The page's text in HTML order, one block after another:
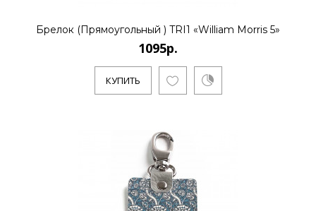
КУПИТЬ
1095р.
КУПИТЬ
Брелок (Прямоугольный ) TRI1 «William Morris 5»
1095р.
КУПИТЬ